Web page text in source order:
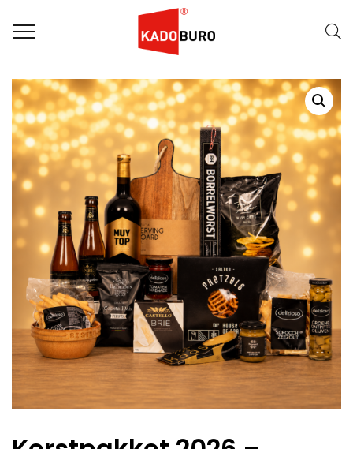
Home Kerstpakketten,WK pakketten
Kerstpakket 2026 – Borreltijd